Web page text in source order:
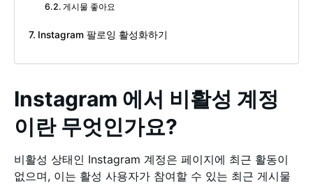
게시물 좋아요
Instagram 팔로잉 활성화하기
Instagram 에서 비활성 계정
이란 무엇인가요?
비활성 상태인 Instagram 계정은 페이지에 최근 활동이
없으며, 이는 활성 사용자가 참여할 수 있는 최근 게시물